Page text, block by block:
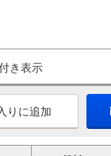
き表示
りに追加